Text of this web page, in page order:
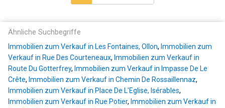
Ähnliche Suchbegriffe
Immobilien zum Verkauf in Les Fontaines, Ollon, Immobilien zum
Verkauf in Rue Des Courteneaux, Immobilien zum Verkauf in
Route Du Gotterfrey, Immobilien zum Verkauf in Impasse De Le
Crête, Immobilien zum Verkauf in Chemin De Rossaillennaz,
Immobilien zum Verkauf in Place De L'Eglise, Isérables,
Immobilien zum Verkauf in Rue Potier, Immobilien zum Verkauf in